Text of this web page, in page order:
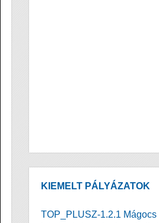
KIEMELT PÁLYÁZATOK
TOP_PLUSZ-1.2.1